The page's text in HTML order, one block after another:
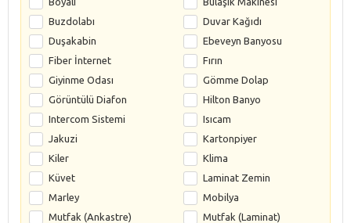
Buzdolabı
Duvar Kağıdı
Duşakabin
Ebeveyn Banyosu
Fiber İnternet
Fırın
Giyinme Odası
Gömme Dolap
Görüntülü Diafon
Hilton Banyo
Intercom Sistemi
Isıcam
Jakuzi
Kartonpiyer
Kiler
Klima
Küvet
Laminat Zemin
Marley
Mobilya
Mutfak (Ankastre)
Mutfak (Laminat)